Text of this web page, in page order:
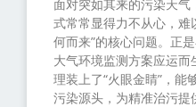
面对突如其来的污染天
式常常显得力不从心，难
何而来”的核心问题。正
大气环境监测方案应运
理装上了“火眼金睛”，能
污染源头，为精准治污提